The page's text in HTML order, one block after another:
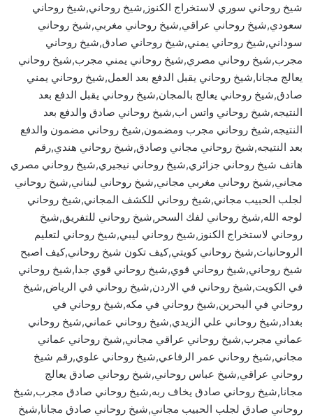
شيخ روحاني سوري لاستخراج الكنوز,شيخ روحاني,شيخ روحاني
سعودي,شيخ روحاني عراقي,شيخ روحاني مغربي,شيخ روحاني
سوداني,شيخ روحاني يمني,شيخ روحاني صادق,شيخ روحاني
مجرب,شيخ روحاني مصري,شيخ روحاني يمني مجرب,شيخ روحاني
يعالج مجانا,شيخ روحاني يقبل الدفع بعد العمل,شيخ روحاني يمني
صادق,شيخ روحاني يعالج بالمجان,شيخ روحاني يقبل الدفع بعد
النتيجه,شيخ روحاني واتس اب,شيخ روحاني صادق والدفع بعد
النتيجه,شيخ روحاني مجرب ومضمون,شيخ روحاني مضمون والدفع
بعد النتيجه,شيخ روحاني مجاني وصادق,شيخ روحاني هندي,رقم
هاتف شيخ روحاني جزائري,شيخ روحاني نيجيري,شيخ روحاني مصري
مجاني,شيخ روحاني مغربي مجاني,شيخ روحاني لبناني,شيخ روحاني
لجلب الحبيب مجاني,شيخ روحاني للكشف المجاني,شيخ روحاني
لوجه الله,شيخ روحاني لفك السحر,شيخ روحاني للتفريق,شيخ
روحاني لاستخراج الكنوز,شيخ روحاني ليبي,شيخ روحاني لتعليم
الروحانيات,شيخ روحاني كويتي,كيف تكون شيخ روحاني,كيف اصبح
شيخ روحاني,شيخ روحاني قوي,شيخ روحاني قوي جدا,شيخ روحاني
في الكويت,شيخ روحاني في الاردن,شيخ روحاني في الرياض,شيخ
روحاني في البحرين,شيخ روحاني في مكه,شيخ روحاني في
بغداد,شيخ روحاني علي الزيدي,شيخ روحاني عماني,شيخ روحاني
عماني مجرب,شيخ روحاني عراقي مجاني,شيخ روحاني عماني
مجاني,شيخ روحاني عمر الرفاعي,شيخ روحاني علوي,رقم شيخ
روحاني عراقي,شيخ عباس روحاني,شيخ روحاني صادق يعالج
مجانا,شيخ روحاني صادق يخاف ربه,شيخ روحاني صادق مجرب,شيخ
روحاني صادق لجلب الحبيب مجاني,شيخ روحاني صادق مجانا,شيخ